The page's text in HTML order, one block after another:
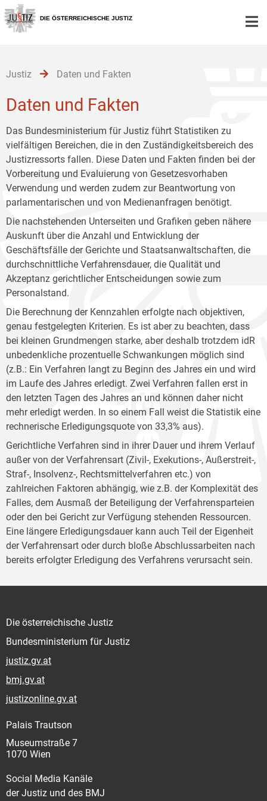
Zur
Hauptnavigation
[1]
Zum
Inhalt
[2]
Zum
Untermenü
[3]
DIE ÖSTERREICHISCHE JUSTIZ
Justiz Daten und Fakten
Daten und Fakten
Das Bundesministerium für Justiz führt Statistiken zu
vielfältigen Bereichen, die in den Zuständigkeitsbereich des
Justizressorts fallen. Diese Daten und Fakten finden bei der
Vorbereitung und Evaluierung von Gesetzesvorhaben
Verwendung und werden zudem zur Beantwortung von
parlamentarischen und von Medienanfragen benötigt.
Die nachstehenden Unterseiten und Grafiken geben nähere
Auskunft über die Anzahl und Entwicklung der
Geschäftsfälle der Gerichte und Staatsanwaltschaften, die
durchschnittliche Verfahrensdauer, die Qualität und
Akzeptanz gerichtlicher Entscheidungen sowie zum
Personalstand.
Die Berechnung der Kennzahlen erfolgte nach objektiven,
genau festgelegten Kriterien. Es ist aber zu beachten, dass
bei kleinen Grundmengen starke, aber deshalb trotzdem idR
unbedenkliche prozentuelle Schwankungen möglich sind
(z.B.: Ein Verfahren langt zu Beginn des Jahres ein und wird
im Laufe des Jahres erledigt. Zwei Verfahren fallen erst in
den letzten Tagen des Jahres an und können daher nicht
mehr erledigt werden. In so einem Fall weist die Statistik eine
rechnerische Erledigungsquote von 33,3% aus).
Gerichtliche Verfahren sind in ihrer Dauer und ihrem Verlauf
außer von der Verfahrensart (Zivil-, Exekutions-, Außerstreit-,
Straf-, Insolvenz-, Rechtsmittelverfahren etc.) von
zahlreichen Faktoren abhängig, wie z.B. der Komplexität des
Falles, dem Ausmaß der Beteiligung der Verfahrensparteien
oder den bei Gericht zur Verfügung stehenden Ressourcen.
Eine längere Erledigungsdauer kann auch Teil der Eigenheit
der Verfahrensart oder durch bloße Abschlussarbeiten nach
bereits erfolgter Erledigung des Verfahrens verursacht sein.
Die österreichische Justiz
Bundesministerium für Justiz
justiz.gv.at
bmj.gv.at
justizonline.gv.at
Palais Trautson
Museumstraße 7
1070 Wien
Social Media Kanäle
der Justiz und des BMJ